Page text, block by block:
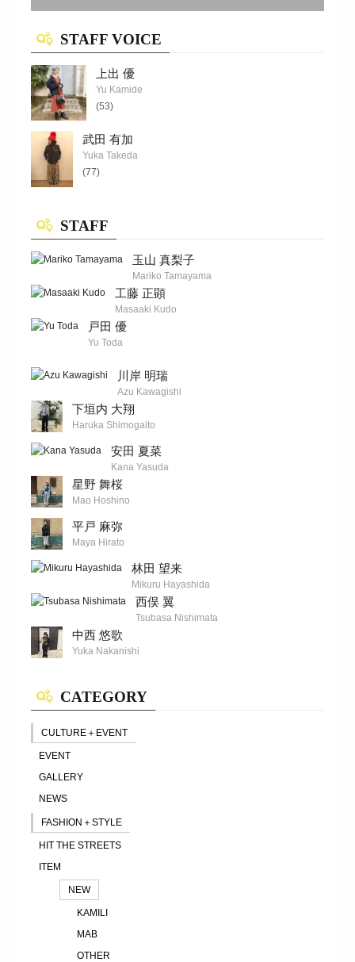
STAFF VOICE
上出 優
Yu Kamide
(53)
武田 有加
Yuka Takeda
(77)
STAFF
玉山 真梨子
Mariko Tamayama
工藤 正顕
Masaaki Kudo
戸田 優
Yu Toda
川岸 明瑞
Azu Kawagishi
下垣内 大翔
Haruka Shimogaito
安田 夏菜
Kana Yasuda
星野 舞桜
Mao Hoshino
平戸 麻弥
Maya Hirato
林田 望来
Mikuru Hayashida
西俣 翼
Tsubasa Nishimata
中西 悠歌
Yuka Nakanishi
CATEGORY
CULTURE＋EVENT
EVENT
GALLERY
NEWS
FASHION＋STYLE
HIT THE STREETS
ITEM
NEW
KAMILI
MAB
OTHER